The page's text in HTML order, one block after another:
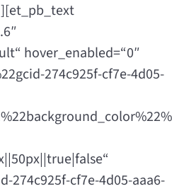
hover_enabled=“0″
274c925f-cf7e-4d05-
274c925f-cf7e-4d05-aaa6-